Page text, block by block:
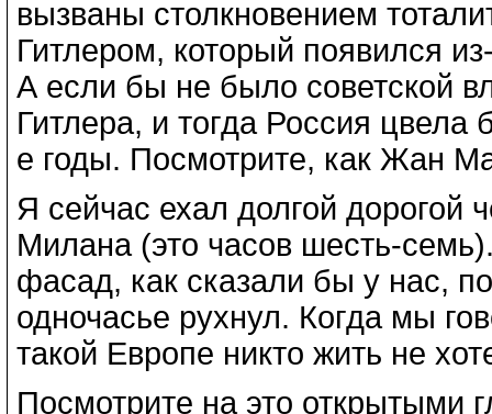
вызваны столкновением
Гитлером, который появился
А если бы не было советской
Гитлера, и тогда Россия
е годы. Посмотрите, как Жан
Я сейчас ехал долгой дорогой
Милана (это часов шесть-
фасад, как сказали бы у нас,
одночасье рухнул. Когда мы
такой Европе никто жить не
Посмотрите на это открытыми